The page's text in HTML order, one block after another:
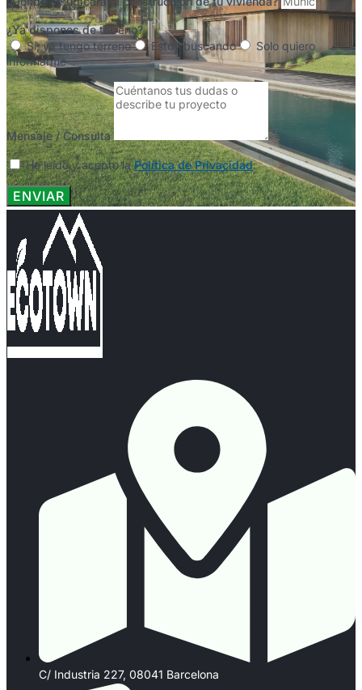
¿Ya dispones de terreno?
Sí, ya tengo terreno
Estoy buscando
Solo quiero
informarme
Mensaje / Consulta
He leído y acepto laPolítica de Privacidad.
ENVIAR
C/ Industria 227, 08041 Barcelona